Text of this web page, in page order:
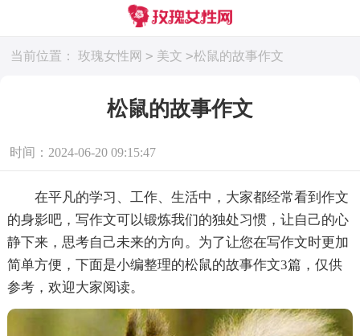
当前位置： 玫瑰女性网 > 美文 >松鼠的故事作文
松鼠的故事作文
时间：2024-06-20 09:15:47
在平凡的学习、工作、生活中，大家都经常看到作文
的身影吧，写作文可以锻炼我们的独处习惯，让自己的心
静下来，思考自己未来的方向。为了让您在写作文时更加
简单方便，下面是小编整理的松鼠的故事作文3篇，仅供
参考，欢迎大家阅读。